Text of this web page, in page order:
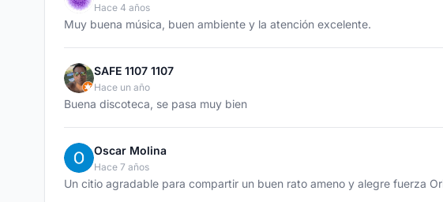
Hace 4 años
Muy buena música, buen ambiente y la atención excelente.
SAFE 1107 1107
Hace un año
Buena discoteca, se pasa muy bien
Oscar Molina
Hace 7 años
Un citio agradable para compartir un buen rato ameno y alegre fuerza